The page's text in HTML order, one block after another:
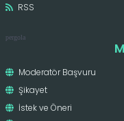
RSS
pergola
Moderatör Başvuru
Şikayet
İstek ve Öneri